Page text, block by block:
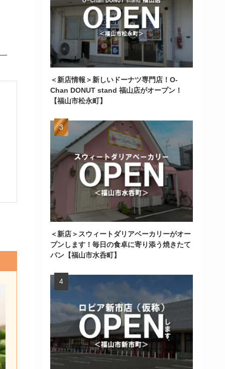
＜新店情報＞新しいドーナツ専門店！O-
Chan DONUT stand 福山店がオープン！
【福山市松永町】
＜新店＞スウィートダリアベーカリーがオー
プンします！毎日の食卓に寄り添う焼きたて
パン【福山市水呑町】